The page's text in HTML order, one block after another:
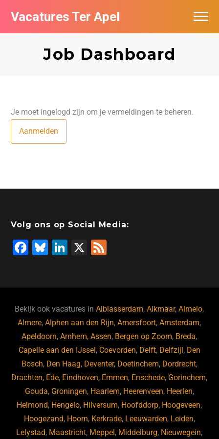
Vacatures Ter Apel
Job Dashboard
Je moet ingelogd zijn om je vermeldingen te beheren.
Aanmelden
Volg ons op Social Media:
F
b
o
o
k
Bl
ky
Li
dI
n
X
Bekijk ook vacatures inAlblasserdam,Alkmaar,Almelo,
Almere,Alphen aan den Rijn,Amersfoort,Amsterdam,
Apeldoorn,Arnhem,Assen, Bergen op Zoom, Breda,
Capelle aan den IJssel, Coevorden, Delft, Delfzijl, Den
Bosch, Den Haag, Deventer, Doetinchem, Dordrecht,
Drachten, Ede, Eindhoven, Emmen, Enschede, Gorinchem,
Gouda, Groningen, Haarlem, Heerenveen, Heerlen,
Helmond, Hengelo, Hilversum, Hoofddorp, Hoogeveen,
Hoogezand, Hoorn, Kerkrade, Leeuwarden, Leiden,
Lelystad, Maastricht, Meppel, Middelburg, Nieuwegein,
Vacatures per bedrijf
Top vacatures